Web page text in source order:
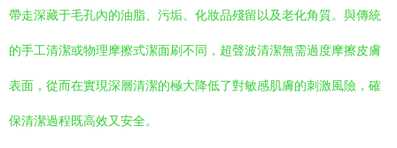
帶走深藏于毛孔內的油脂、污垢、化妝品殘留以及老化角質。與傳統
的手工清潔或物理摩擦式潔面刷不同，超聲波清潔無需過度摩擦皮膚
表面，從而在實現深層清潔的極大降低了對敏感肌膚的刺激風險，確
保清潔過程既高效又安全。